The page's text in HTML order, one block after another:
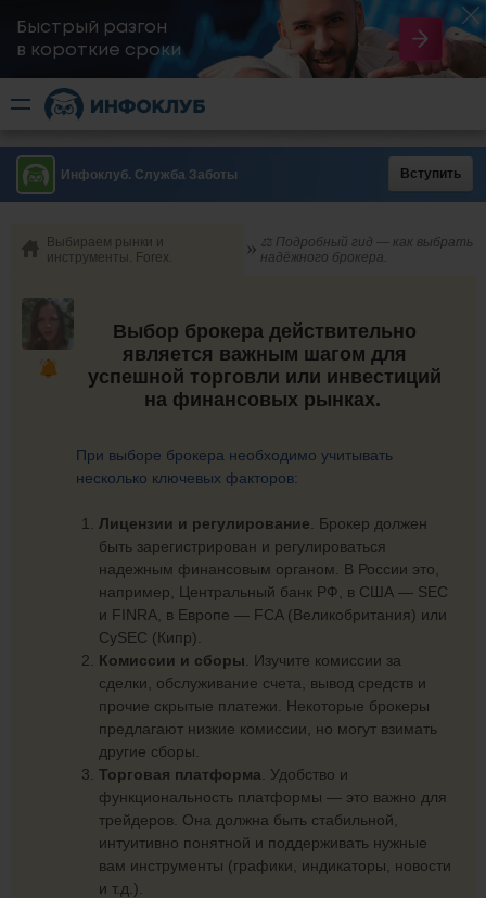
Быстрый разгон
​в короткие сроки
Инфоклуб. Служба Заботы Вступить
Выбираем рынки и
инструменты. Forex.
⚖️ Подробный гид — как выбрать
надёжного брокера.
Выбор брокера действительно
является важным шагом для
успешной торговли или инвестиций
на финансовых рынках.
При выборе брокера необходимо учитывать
несколько ключевых факторов:
Лицензии и регулирование . Брокер должен
быть зарегистрирован и регулироваться
надежным финансовым органом. В России это,
например, Центральный банк РФ, в США — SEC
и FINRA, в Европе — FCA (Великобритания) или
CySEC (Кипр).
Комиссии и сборы . Изучите комиссии за
сделки, обслуживание счета, вывод средств и
прочие скрытые платежи. Некоторые брокеры
предлагают низкие комиссии, но могут взимать
другие сборы.
Торговая платформа . Удобство и
функциональность платформы — это важно для
трейдеров. Она должна быть стабильной,
интуитивно понятной и поддерживать нужные
вам инструменты (графики, индикаторы, новости
и т.д.).